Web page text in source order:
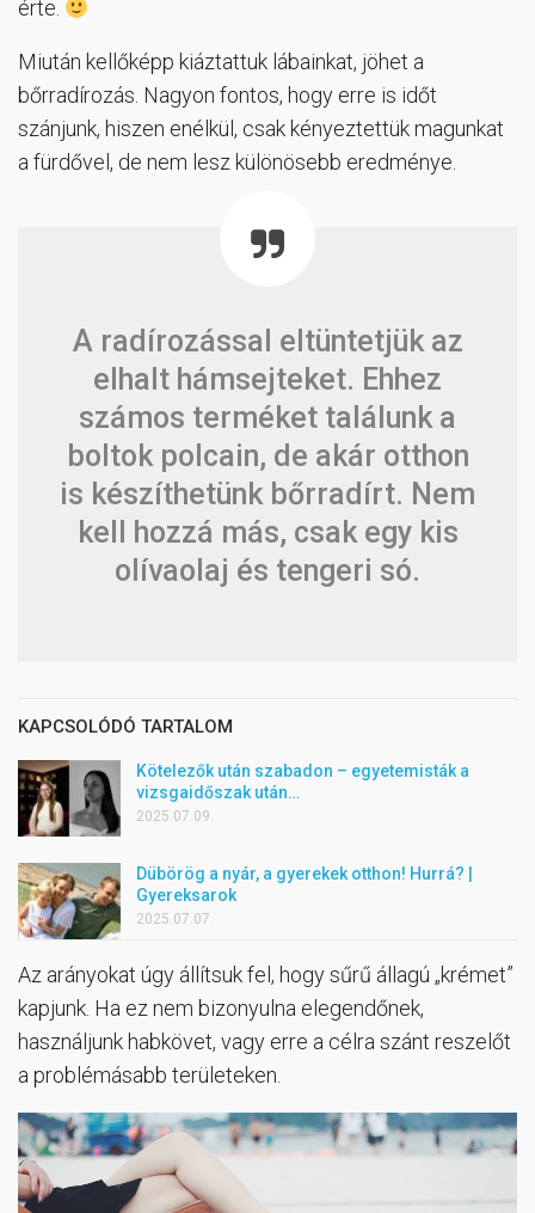
érte.
Miután kellőképp kiáztattuk lábainkat, jöhet a
bőrradírozás. Nagyon fontos, hogy erre is időt
szánjunk, hiszen enélkül, csak kényeztettük magunkat
a fürdővel, de nem lesz különösebb eredménye.
A radírozással eltüntetjük az
elhalt hámsejteket. Ehhez
számos terméket találunk a
boltok polcain, de akár otthon
is készíthetünk bőrradírt. Nem
kell hozzá más, csak egy kis
olívaolaj és tengeri só.
KAPCSOLÓDÓ TARTALOM
Kötelezők után szabadon – egyetemisták a
vizsgaidőszak után…
2025.07.09.
Dübörög a nyár, a gyerekek otthon! Hurrá? |
Gyereksarok
2025.07.07.
Az arányokat úgy állítsuk fel, hogy sűrű állagú „krémet”
kapjunk. Ha ez nem bizonyulna elegendőnek,
használjunk habkövet, vagy erre a célra szánt reszelőt
a problémásabb területeken.